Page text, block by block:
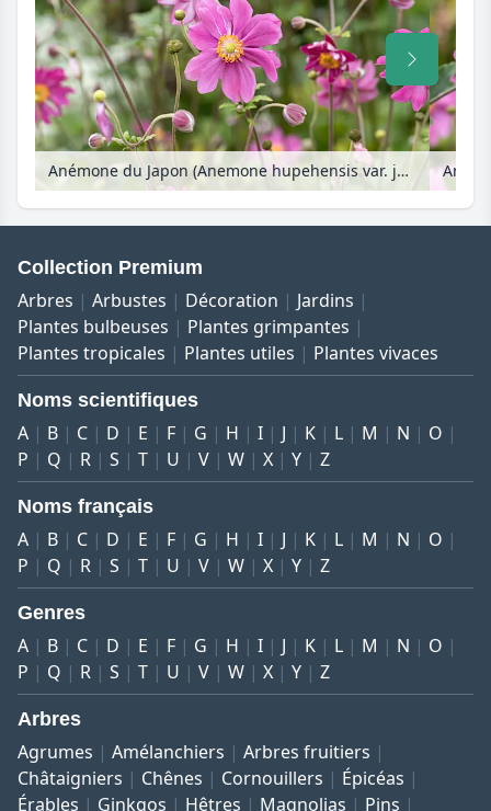
Anémone du Japon (Anemone hupehensis var. japonica 'Pamina')
Collection Premium
Arbres Arbustes Décoration
Jardins
Plantes bulbeuses
Plantes grimpantes
Plantes tropicales
Plantes utiles Plantes vivaces
Noms scientifiques
A B C D E F G H I J K L M N
O
P
Q R S T U V W X Y Z
Noms français
A B C D E F G H I J K L M N
O
P
Q R S T U V W X Y Z
Genres
A B C D E F G H I J K L M N
O
P
Q R S T U V W X Y Z
Arbres
Agrumes Amélanchiers
Arbres fruitiers
Châtaigniers
Chênes Cornouillers
Épicéas
Érables
Ginkgos Hêtres Magnolias
Pins